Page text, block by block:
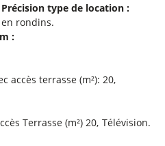
Précision type de location :
en rondins
:
accès terrasse (m²): 20
Terrasse (m²) 20 Télévision